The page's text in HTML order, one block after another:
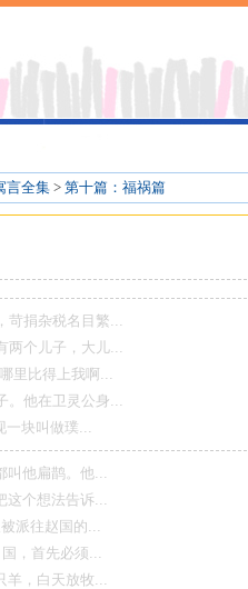
言全集 > 第十篇：福祸篇
杂税名目繁...
儿子，大儿...
比得上我啊...
在卫灵公身...
块叫做璞...
扁鹊。他...
想法告诉...
往赵国的...
首先必须...
白天放牧...